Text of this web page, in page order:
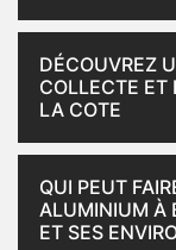
DÉCOUVREZ
COLLECTE ET
LA COTE
QUI PEUT
ALUMINIUM À
ET SES